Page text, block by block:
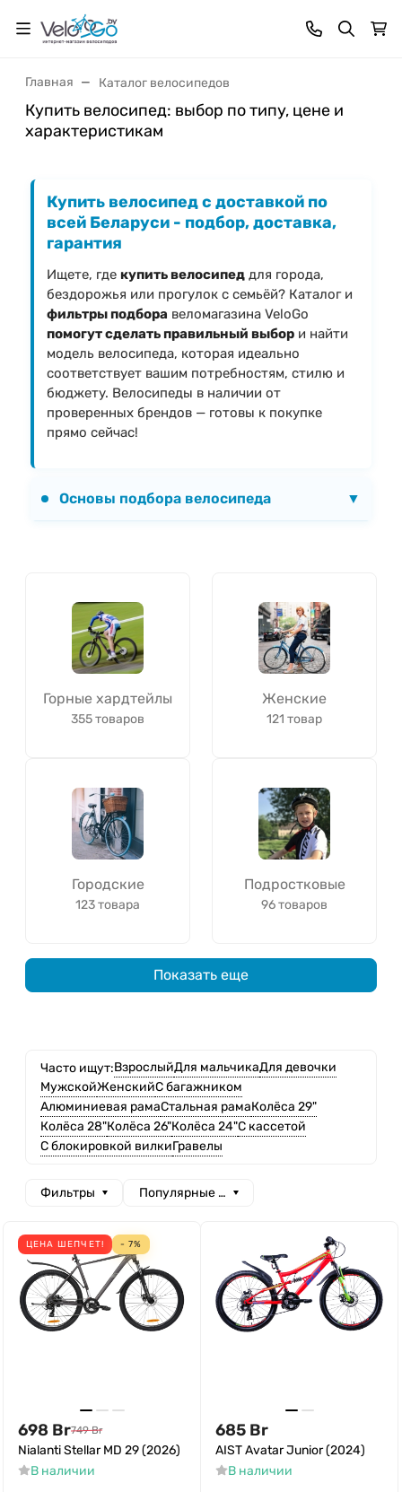
Главная Каталог велосипедов
Купить велосипед: выбор по типу, цене и
характеристикам
Купить велосипед с доставкой по
всей Беларуси - подбор, доставка,
гарантия
Ищете, где купить велосипед для города,
бездорожья или прогулок с семьёй? Каталог и
фильтры подбора веломагазина VeloGo
помогут сделать правильный выбор и найти
модель велосипеда, которая идеально
соответствует вашим потребностям, стилю и
бюджету. Велосипеды в наличии от
проверенных брендов — готовы к покупке
прямо сейчас!
Основы подбора велосипеда ▼
Горные хардтейлы
355 товаров
Женские
121 товар
Городские
123 товара
Подростковые
96 товаров
Показать еще
Часто ищут:ВзрослыйДля мальчикаДля девочки
МужскойЖенскийС багажником
Алюминиевая рамаСтальная рамаКолёса 29"
Колёса 28"Колёса 26"Колёса 24"С кассетой
С блокировкой вилкиГравелы
Фильтры Популярные сначала
ЦЕНА ШЕПЧЕТ! - 7%
698 Br749 Br
Nialanti Stellar MD 29 (2026)
В наличии
685 Br
AIST Avatar Junior (2024)
В наличии